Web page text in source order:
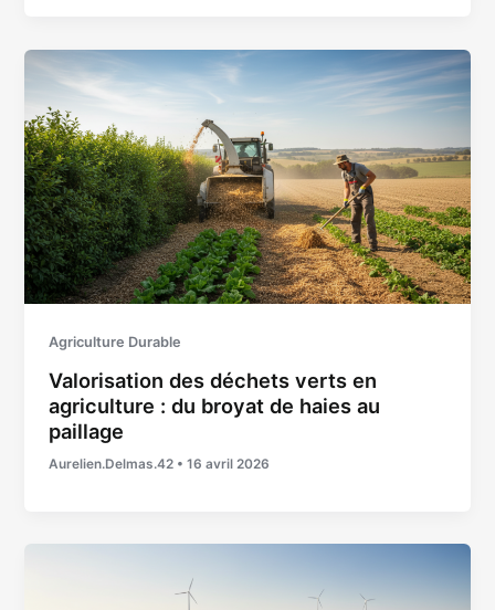
Agriculture Durable
Valorisation des déchets verts en
agriculture : du broyat de haies au
paillage
Aurelien.Delmas.42 •16 avril 2026